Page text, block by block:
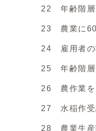
22 年齢階層別
23 農業に60日
24 雇用者の
25 年齢階層
26 農作業を受
27 水稲作受託
28 農業生産関